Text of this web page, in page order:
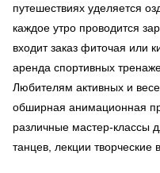
путешествиях уделяется
каждое утро проводится
входит заказ фиточая или
аренда спортивных
Любителям активных и
обширная анимационная
различные мастер-классы
танцев, лекции творческие